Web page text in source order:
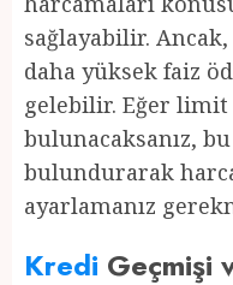
sağlayabilir.
daha yüksek faiz
gelebilir. Eğer limit
bulunacaksanız,
bulundurarak
ayarlamanız
Kredi Geçmişi